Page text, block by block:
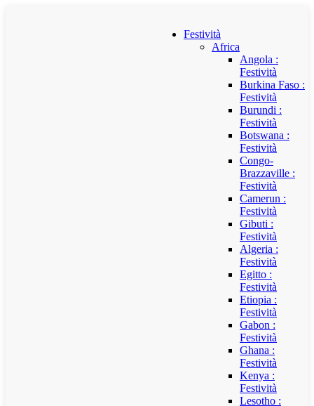
Festività
Africa
Angola :
Festività
Burkina Faso :
Festività
Burundi :
Festività
Botswana :
Festività
Congo-
Brazzaville :
Festività
Camerun :
Festività
Gibuti :
Festività
Algeria :
Festività
Egitto :
Festività
Etiopia :
Festività
Gabon :
Festività
Ghana :
Festività
Kenya :
Festività
Lesotho :